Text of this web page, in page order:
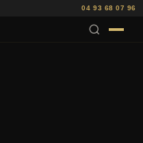
04 93 68 07 96